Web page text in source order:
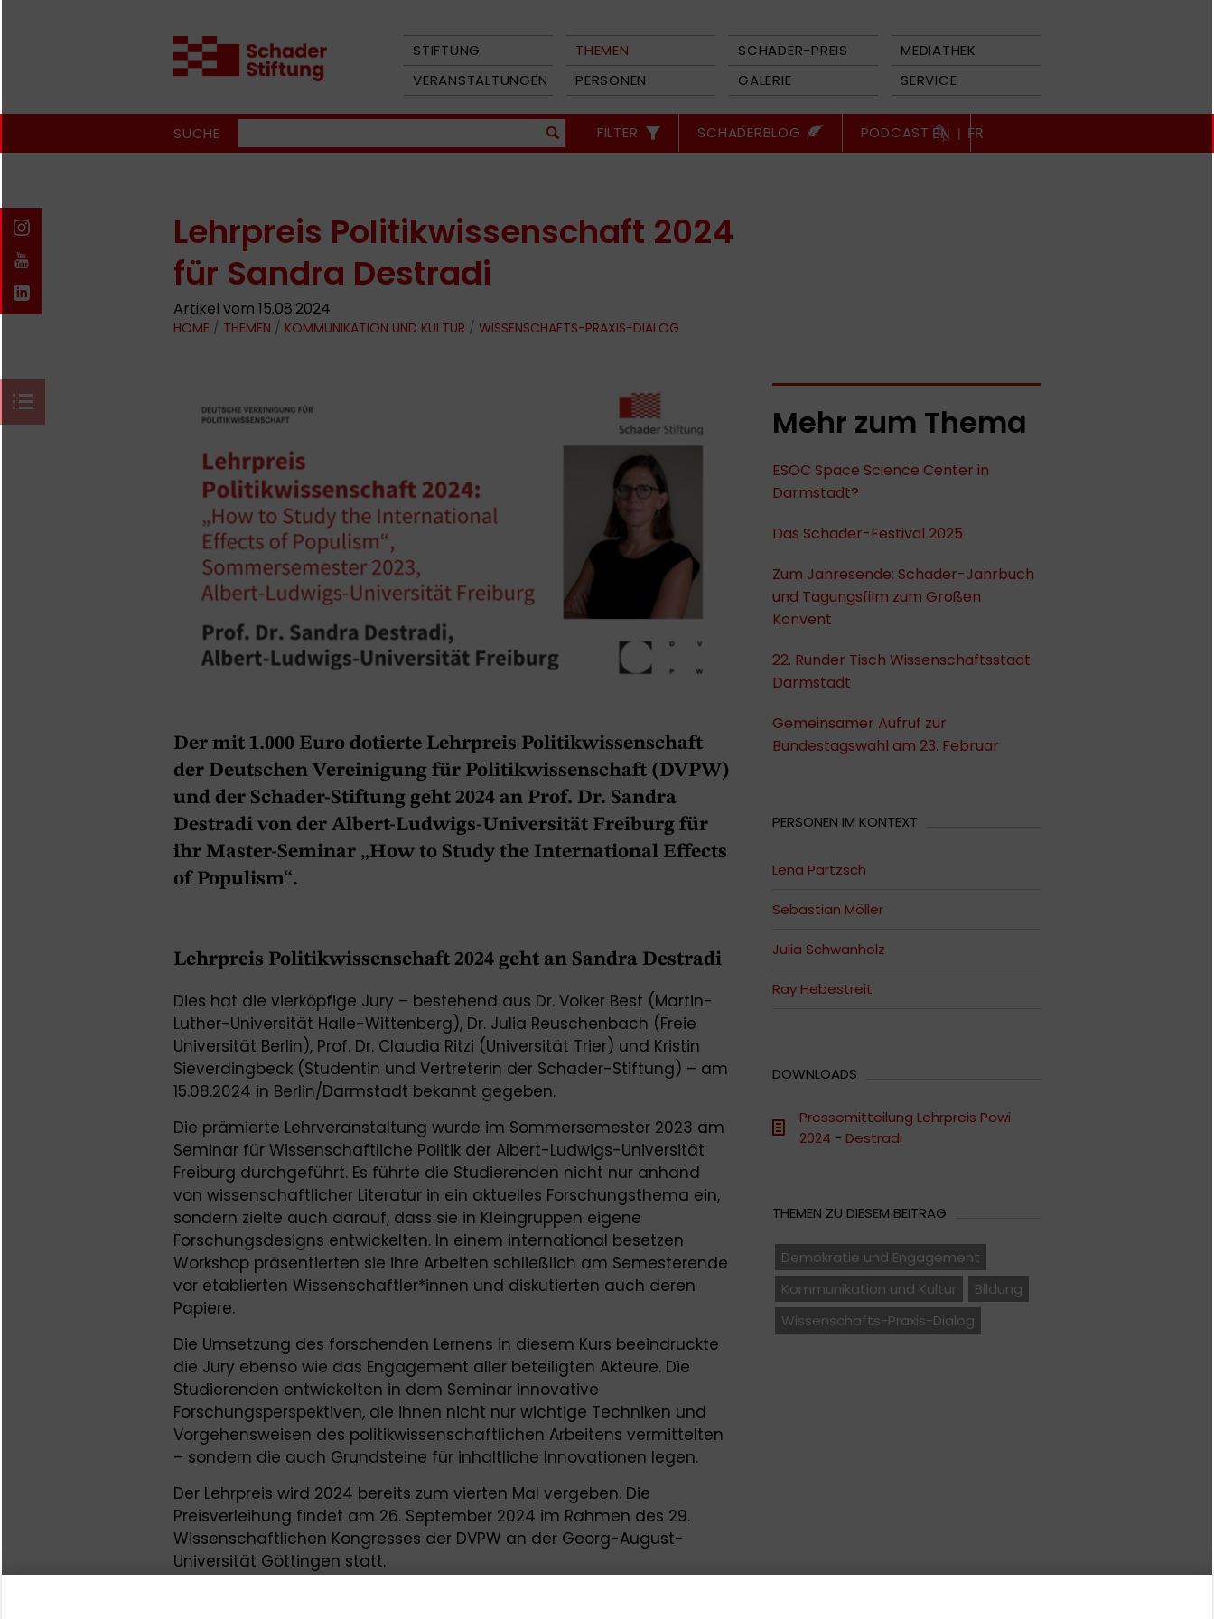
STIFTUNG THEMEN SCHADER-PREIS
MEDIATHEK
VERANSTALTUNGEN
PERSONEN GALERIE SERVICE
SUCHE FILTER SCHADERBLOG PODCAST EN | FR
Lehrpreis Politikwissenschaft 2024
für Sandra Destradi
Artikel vom 15.08.2024
HOME / THEMEN / KOMMUNIKATION UND KULTUR / WISSENSCHAFTS-PRAXIS-DIALOG
Der mit 1.000 Euro dotierte Lehrpreis Politikwissenschaft
der Deutschen Vereinigung für Politikwissenschaft (DVPW)
und der Schader-Stiftung geht 2024 an Prof. Dr. Sandra
Destradi von der Albert-Ludwigs-Universität Freiburg für
ihr Master-Seminar „How to Study the International Effects
of Populism“.
Lehrpreis Politikwissenschaft 2024 geht an Sandra Destradi
Dies hat die vierköpfige Jury – bestehend aus Dr. Volker Best (Martin-
Luther-Universität Halle-Wittenberg), Dr. Julia Reuschenbach (Freie
Universität Berlin), Prof. Dr. Claudia Ritzi (Universität Trier) und Kristin
Sieverdingbeck (Studentin und Vertreterin der Schader-Stiftung) – am
15.08.2024 in Berlin/Darmstadt bekannt gegeben.
Die prämierte Lehrveranstaltung wurde im Sommersemester 2023 am
Seminar für Wissenschaftliche Politik der Albert-Ludwigs-Universität
Freiburg durchgeführt. Es führte die Studierenden nicht nur anhand
von wissenschaftlicher Literatur in ein aktuelles Forschungsthema ein,
sondern zielte auch darauf, dass sie in Kleingruppen eigene
Forschungsdesigns entwickelten. In einem international besetzen
Workshop präsentierten sie ihre Arbeiten schließlich am Semesterende
vor etablierten Wissenschaftler*innen und diskutierten auch deren
Papiere.
Die Umsetzung des forschenden Lernens in diesem Kurs beeindruckte
die Jury ebenso wie das Engagement aller beteiligten Akteure. Die
Studierenden entwickelten in dem Seminar innovative
Forschungsperspektiven, die ihnen nicht nur wichtige Techniken und
Vorgehensweisen des politikwissenschaftlichen Arbeitens vermittelten
– sondern die auch Grundsteine für inhaltliche Innovationen legen.
Der Lehrpreis wird 2024 bereits zum vierten Mal vergeben. Die
Preisverleihung findet am 26. September 2024 im Rahmen des 29.
Wissenschaftlichen Kongresses der DVPW an der Georg-August-
Universität Göttingen statt.
Mehr zum Thema
ESOC Space Science Center in
Darmstadt?
Das Schader-Festival 2025
Zum Jahresende: Schader-Jahrbuch
und Tagungsfilm zum Großen
Konvent
22. Runder Tisch Wissenschaftsstadt
Darmstadt
Gemeinsamer Aufruf zur
Bundestagswahl am 23. Februar
PERSONEN IM KONTEXT
Lena Partzsch
Sebastian Möller
Julia Schwanholz
Ray Hebestreit
DOWNLOADS
Pressemitteilung Lehrpreis Powi
2024 - Destradi
THEMEN ZU DIESEM BEITRAG
Demokratie und Engagement
Kommunikation und Kultur
Bildung
Wissenschafts-Praxis-Dialog